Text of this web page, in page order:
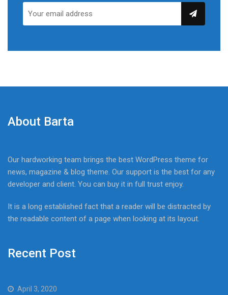
About Barta
Our hardworking team brings the best WordPress theme for
news, magazine & blog theme. Our support is the best for any
developer and client. You can buy it in full trust enjoy.
It is a long established fact that a reader will be distracted by
the readable content of a page when looking at its layout.
Recent Post
April 3, 2020